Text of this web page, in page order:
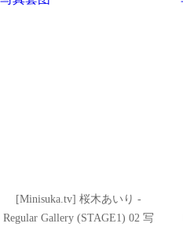
[Minisuka.tv] 桜木あいり -
Regular Gallery (STAGE1) 02 写